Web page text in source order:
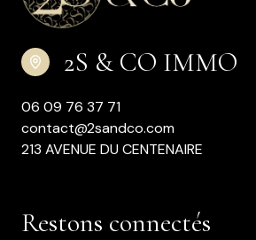
2S & CO IMMO
06 09 76 37 71
contact@2sandco.com
213 AVENUE DU CENTENAIRE
Restons connectés